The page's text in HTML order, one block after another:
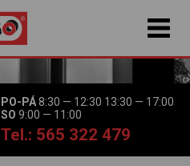
PO-PÁ8:30 — 12:30 13:30 — 17:00
SO 9:00 — 11:00
Tel.: 565 322 479